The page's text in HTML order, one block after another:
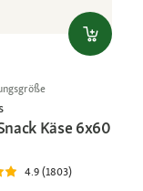
Käse 6x60
4.9 (1803)